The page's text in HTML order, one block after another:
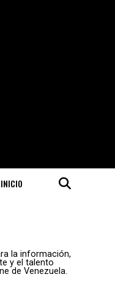
INICIO
la información,
y el talento
de Venezuela.